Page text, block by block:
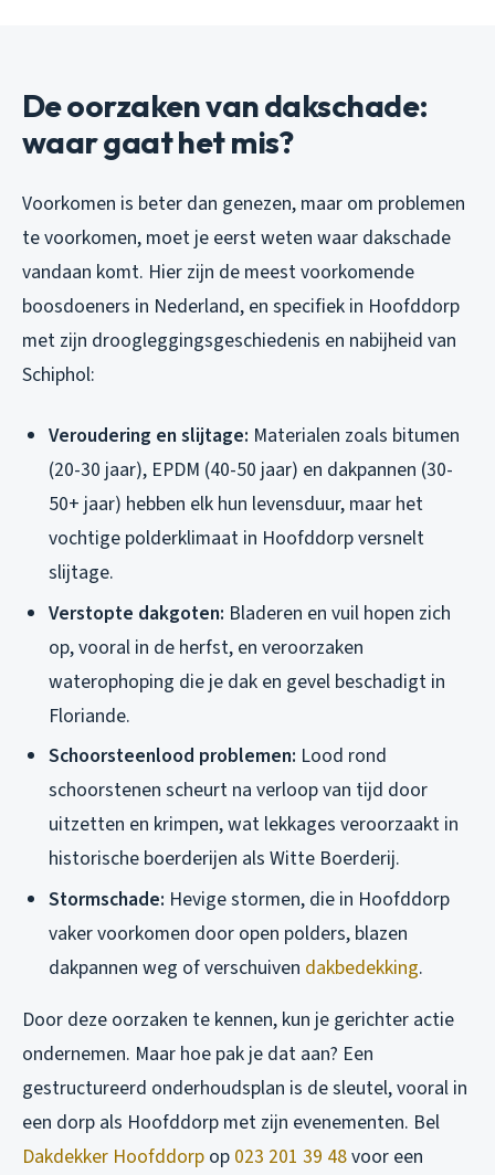
De oorzaken van dakschade:
waar gaat het mis?
Voorkomen is beter dan genezen, maar om problemen
te voorkomen, moet je eerst weten waar dakschade
vandaan komt. Hier zijn de meest voorkomende
boosdoeners in Nederland, en specifiek in Hoofddorp
met zijn droogleggingsgeschiedenis en nabijheid van
Schiphol:
Veroudering en slijtage: Materialen zoals bitumen
(20-30 jaar), EPDM (40-50 jaar) en dakpannen (30-
50+ jaar) hebben elk hun levensduur, maar het
vochtige polderklimaat in Hoofddorp versnelt
slijtage.
Verstopte dakgoten: Bladeren en vuil hopen zich
op, vooral in de herfst, en veroorzaken
waterophoping die je dak en gevel beschadigt in
Floriande.
Schoorsteenlood problemen: Lood rond
schoorstenen scheurt na verloop van tijd door
uitzetten en krimpen, wat lekkages veroorzaakt in
historische boerderijen als Witte Boerderij.
Stormschade: Hevige stormen, die in Hoofddorp
vaker voorkomen door open polders, blazen
dakpannen weg of verschuiven dakbedekking.
Door deze oorzaken te kennen, kun je gerichter actie
ondernemen. Maar hoe pak je dat aan? Een
gestructureerd onderhoudsplan is de sleutel, vooral in
een dorp als Hoofddorp met zijn evenementen. Bel
Dakdekker Hoofddorp op 023 201 39 48voor een